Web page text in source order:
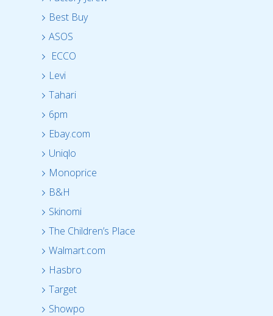
Best Buy
ASOS
ECCO
Levi
Tahari
6pm
Ebay.com
Uniqlo
Monoprice
B&H
Skinomi
The Children’s Place
Walmart.com
Hasbro
Target
Showpo